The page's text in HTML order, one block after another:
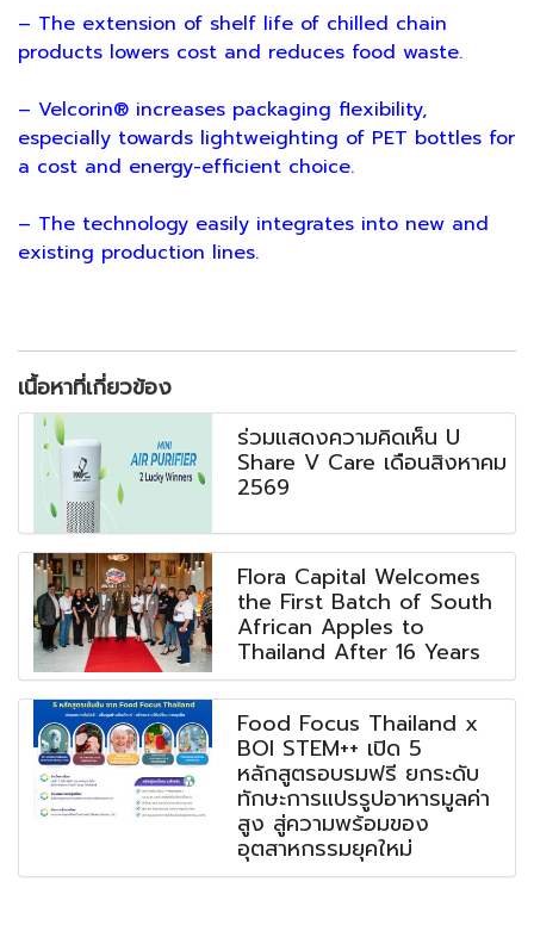
– The extension of shelf life of chilled chain
products lowers cost and reduces food waste.
– Velcorin® increases packaging flexibility,
especially towards lightweighting of PET bottles for
a cost and energy-efficient choice.
– The technology easily integrates into new and
existing production lines.
เนื้อหาที่เกี่ยวข้อง
ร่วมแสดงความคิดเห็น U
Share V Care เดือนสิงหาคม
2569
Flora Capital Welcomes
the First Batch of South
African Apples to
Thailand After 16 Years
Food Focus Thailand x
BOI STEM++ เปิด 5
หลักสูตรอบรมฟรี ยกระดับ
ทักษะการแปรรูปอาหารมูลค่า
สูง สู่ความพร้อมของ
อุตสาหกรรมยุคใหม่